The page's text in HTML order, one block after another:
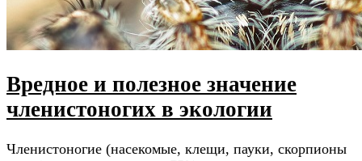
Вредное и полезное значение
членистоногих в экологии
Членистоногие (насекомые, клещи, пауки, скорпионы